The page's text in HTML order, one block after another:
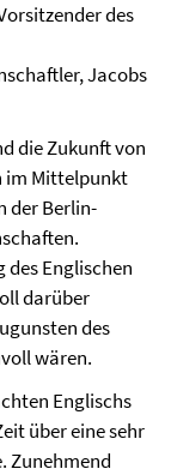
des
Jacobs
die Zukunft von
im Mittelpunkt
der Berlin-
Englischen
darüber
des
wären.
Englischs
über eine sehr
Zunehmend